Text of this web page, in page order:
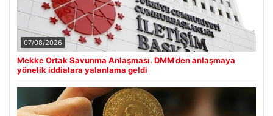
07/08/2026
Mekke Ortak Savunma Anlaşması. DMM’den anlaşmaya
yönelik iddialara yalanlama geldi